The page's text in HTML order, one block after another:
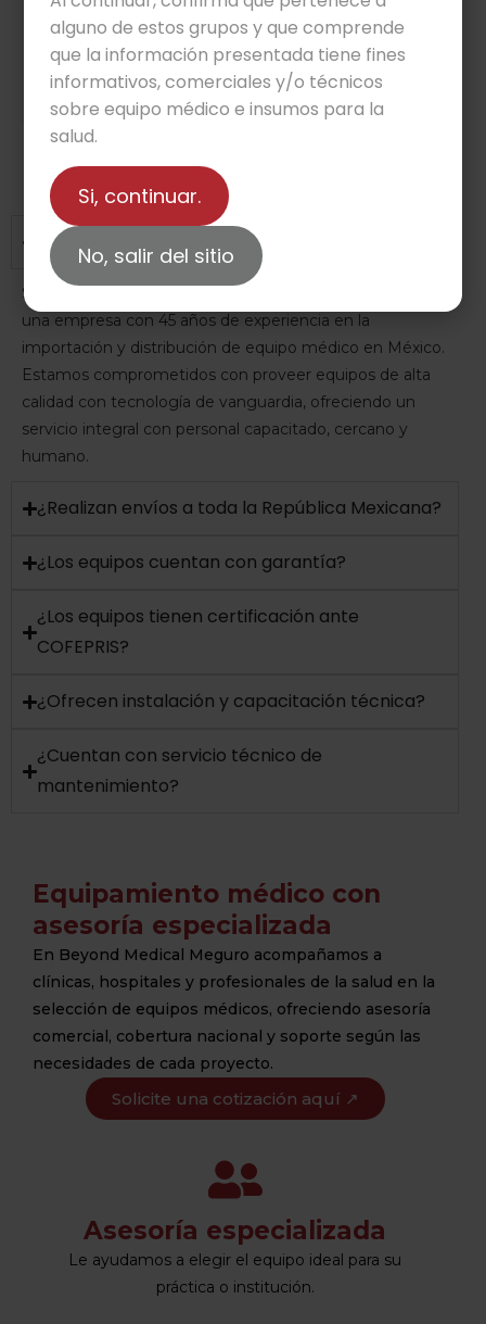
Y PORTA CHASIS
Leer más
SISTEMA DE
Preguntas frecuentes
¿Quiénes son ustedes?
Somos Beyond Medical Meguro –antes Medi Royal–
una empresa con 45 años de experiencia en la
importación y distribución de equipo médico en México.
Estamos comprometidos con proveer equipos de alta
calidad con tecnología de vanguardia, ofreciendo un
servicio integral con personal capacitado, cercano y
humano.
¿Realizan envíos a toda la República Mexicana?
¿Los equipos cuentan con garantía?
¿Los equipos tienen certificación ante
COFEPRIS?
¿Ofrecen instalación y capacitación técnica?
¿Cuentan con servicio técnico de
mantenimiento?
Equipamiento médico con
asesoría especializada
En Beyond Medical Meguro acompañamos a
clínicas, hospitales y profesionales de la salud en la
selección de equipos médicos, ofreciendo asesoría
comercial, cobertura nacional y soporte según las
necesidades de cada proyecto.
Solicite una cotización aquí ↗
Asesoría especializada
Le ayudamos a elegir el equipo ideal para su
práctica o institución.
alguno de estos grupos y que comprende
que la información presentada tiene fines
informativos, comerciales y/o técnicos
sobre equipo médico e insumos para la
salud.
Si, continuar.
No, salir del sitio